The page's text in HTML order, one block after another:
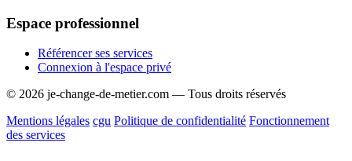
Espace professionnel
Référencer ses services
Connexion à l'espace privé
© 2026 je-change-de-metier.com — Tous droits réservés
Mentions légales cgu Politique de confidentialité Fonctionnement
des services